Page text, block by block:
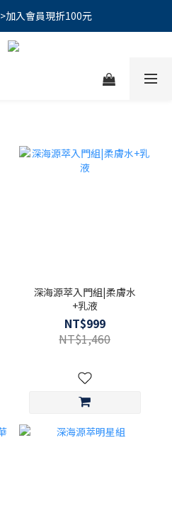
棒閃亮登場✨ 新品上市優惠中！
加入會員現折100元
領500｜👉點我綁定
棒閃亮登場✨ 新品上市優惠中！
深海源萃入門組|柔膚水
+乳液
NT$999
NT$1,460